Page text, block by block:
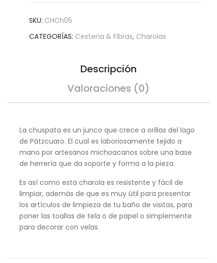
SKU: CHCh05
CATEGORÍAS: Cestería & Fibras, Charolas
Descripción
Valoraciones (0)
La chuspata es un junco que crece a orillas del lago
de Pátzcuaro. El cual es laboriosamente tejido a
mano por artesanos michoacanos sobre una base
de herrería que da soporte y forma a la pieza.
Es así como esta charola es resistente y fácil de
limpiar, además de que es muy útil para presentar
los artículos de limpieza de tu baño de visitas, para
poner las toallas de tela o de papel o simplemente
para decorar con velas.